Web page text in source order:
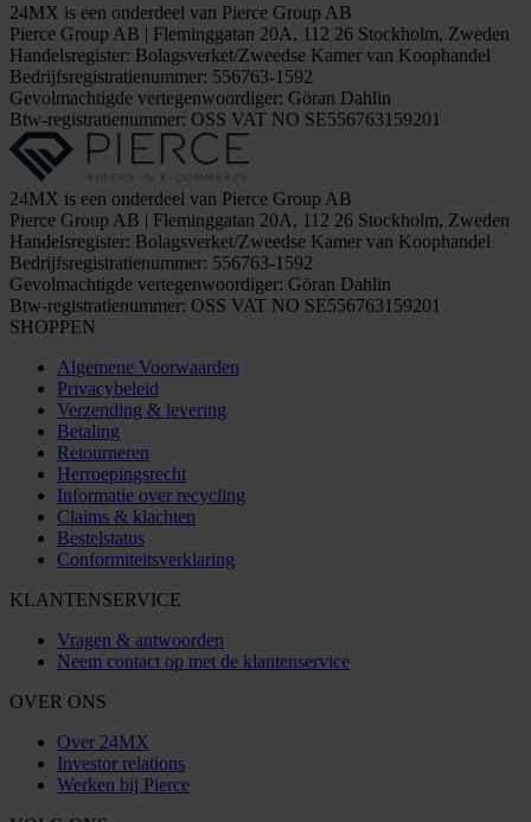
24MX is een onderdeel van Pierce Group AB
Pierce Group AB | Fleminggatan 20A, 112 26 Stockholm, Zweden
Handelsregister: Bolagsverket/Zweedse Kamer van Koophandel
Bedrijfsregistratienummer: 556763-1592
Gevolmachtigde vertegenwoordiger: Göran Dahlin
Btw-registratienummer: OSS VAT NO SE556763159201
24MX is een onderdeel van Pierce Group AB
Pierce Group AB | Fleminggatan 20A, 112 26 Stockholm, Zweden
Handelsregister: Bolagsverket/Zweedse Kamer van Koophandel
Bedrijfsregistratienummer: 556763-1592
Gevolmachtigde vertegenwoordiger: Göran Dahlin
Btw-registratienummer: OSS VAT NO SE556763159201
SHOPPEN
Algemene Voorwaarden
Privacybeleid
Verzending & levering
Betaling
Retourneren
Herroepingsrecht
Informatie over recycling
Claims & klachten
Bestelstatus
Conformiteitsverklaring
KLANTENSERVICE
Vragen & antwoorden
Neem contact op met de klantenservice
OVER ONS
Over 24MX
Investor relations
Werken bij Pierce